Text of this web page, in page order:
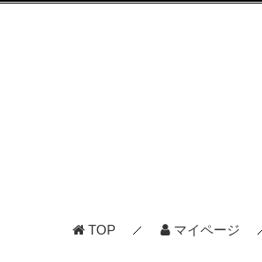
TOP マイページ